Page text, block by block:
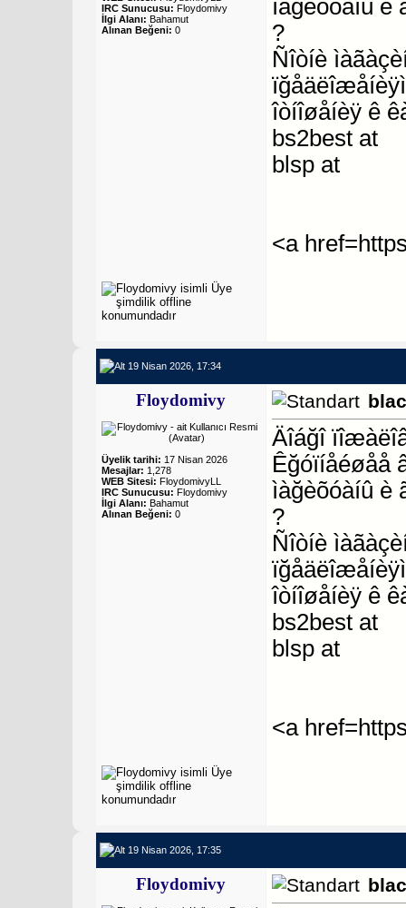
IRC Sunucusu: Floydomivy
İlgi Alanı: Bahamut
Alınan Beğeni: 0
ìàğèõóàíû è
?
Ñîòíè
îòíîøåíèÿ ê
bs2best at
blsp at
<a
19 Nisan 2026, 17:34
Floydomivy
Üyelik tarihi: 17 Nisan 2026
Mesajlar: 1,278
WEB Sitesi: FloydomivyLL
IRC Sunucusu: Floydomivy
İlgi Alanı: Bahamut
Alınan Beğeni: 0
Äîáğî
Êğóïíåéøåå
ìàğèõóàíû è
?
Ñîòíè
îòíîøåíèÿ ê
bs2best at
blsp at
<a
19 Nisan 2026, 17:35
Floydomivy